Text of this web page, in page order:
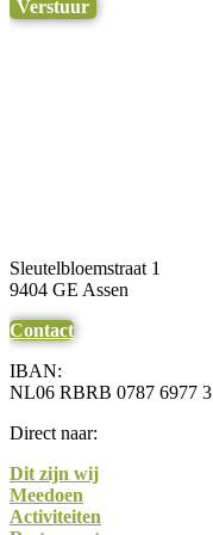
Verstuur
Sleutelbloemstraat 1
9404 GE Assen
Contact
IBAN:
NL06 RBRB 0787 6977
Direct naar:
Dit zijn wij
Meedoen
Activiteiten